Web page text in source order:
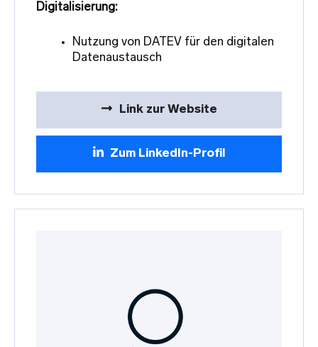
Digitalisierung:
Nutzung von DATEV für den digitalen
Datenaustausch
Link zur Website
Zum LinkedIn-Profil